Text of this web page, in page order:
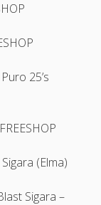
25’s
(Elma)
Sigara –